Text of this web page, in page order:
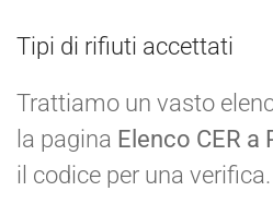
Tipi di rifiuti accettati
Trattiamo un vasto
la pagina Elenco CER a
il codice per una verifica.